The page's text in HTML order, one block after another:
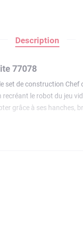
Description
77078
set de construction
le robot du jeu
grâce à ses hanches,
inclut également des